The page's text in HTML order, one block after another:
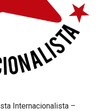
Internacionalista –